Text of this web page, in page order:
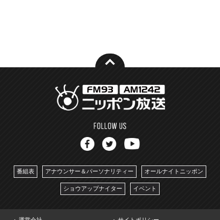
番組表 アナウンサー＆パーソナリティー オールナイトニッポン
ショウアップナイター イベント